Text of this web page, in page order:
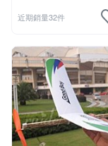
近期銷量32件